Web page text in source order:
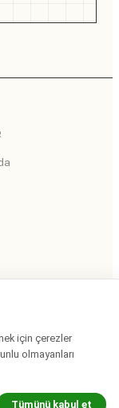
için çerezler
olmayanları
Tümünü kabul et